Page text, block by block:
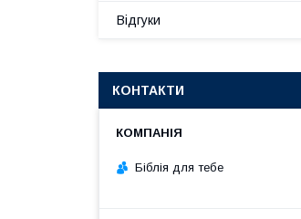
Відгуки
КОНТАКТИ
Біблія для тебе